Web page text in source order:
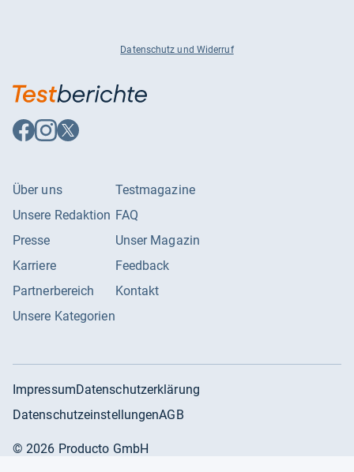
Datenschutz und Widerruf
Auf
Facebook
Auf
Instagram
Auf
X
Über uns
Unsere Redaktion
Presse
Karriere
Partnerbereich
Unsere Kategorien
Testmagazine
FAQ
Unser Magazin
Feedback
Kontakt
ImpressumDatenschutzerklärung
DatenschutzeinstellungenAGB
©2026 Producto GmbH